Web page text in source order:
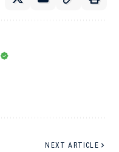
NEXT ARTICLE